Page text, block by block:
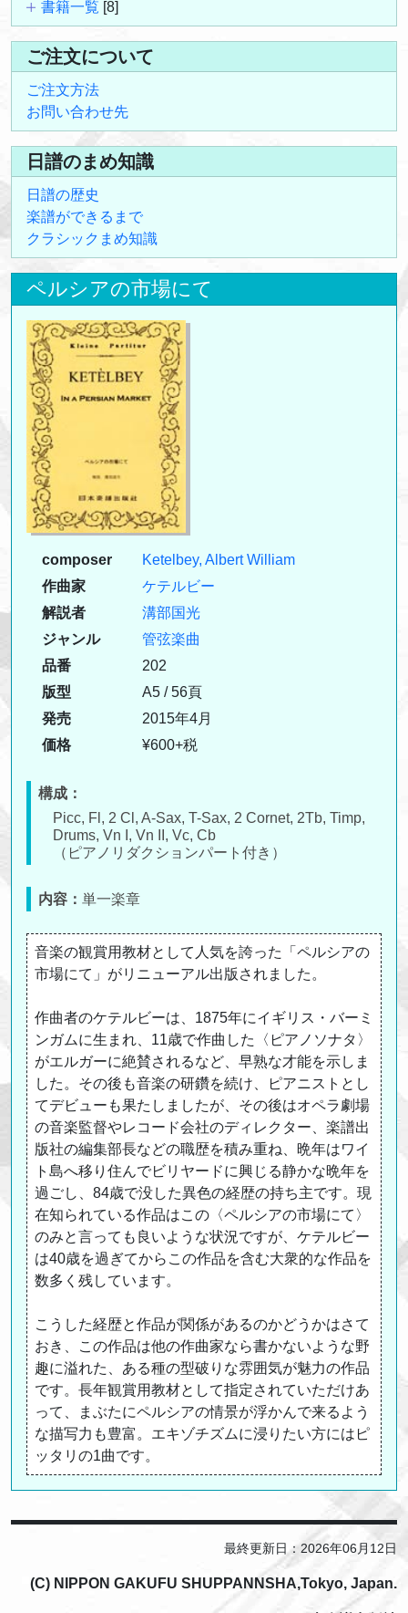
書籍一覧 [8]
ご注文について
ご注文方法
お問い合わせ先
日譜のまめ知識
日譜の歴史
楽譜ができるまで
クラシックまめ知識
ペルシアの市場にて
composer
Ketelbey, Albert William
作曲家
ケテルビー
解説者
溝部国光
ジャンル
管弦楽曲
品番
202
版型
A5 / 56頁
発売
2015年4月
価格
¥600+税
構成：
Picc, Fl, 2 Cl, A-Sax, T-Sax, 2 Cornet, 2Tb, Timp,
Drums, Vn I, Vn II, Vc, Cb
（ピアノリダクションパート付き）
内容： 単一楽章
音楽の観賞用教材として人気を誇った「ペルシアの
市場にて」がリニューアル出版されました。
作曲者のケテルビーは、1875年にイギリス・バーミ
ンガムに生まれ、11歳で作曲した〈ピアノソナタ〉
がエルガーに絶賛されるなど、早熟な才能を示しま
した。その後も音楽の研鑽を続け、ピアニストとし
てデビューも果たしましたが、その後はオペラ劇場
の音楽監督やレコード会社のディレクター、楽譜出
版社の編集部長などの職歴を積み重ね、晩年はワイ
ト島へ移り住んでビリヤードに興じる静かな晩年を
過ごし、84歳で没した異色の経歴の持ち主です。現
在知られている作品はこの〈ペルシアの市場にて〉
のみと言っても良いような状況ですが、ケテルビー
は40歳を過ぎてからこの作品を含む大衆的な作品を
数多く残しています。
こうした経歴と作品が関係があるのかどうかはさて
おき、この作品は他の作曲家なら書かないような野
趣に溢れた、ある種の型破りな雰囲気が魅力の作品
です。長年観賞用教材として指定されていただけあ
って、まぶたにペルシアの情景が浮かんで来るよう
な描写力も豊富。エキゾチズムに浸りたい方にはピ
ッタリの1曲です。
最終更新日：2026年06月12日
(C) NIPPON GAKUFU SHUPPANNSHA,Tokyo, Japan.